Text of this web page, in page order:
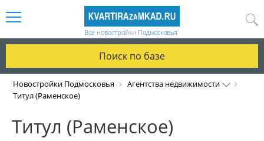
Все новостройки Подмосковья
Поиск по базе
Новостройки Подмосковья
Агентства недвижимости
Титул (Раменское)
Титул (Раменское)